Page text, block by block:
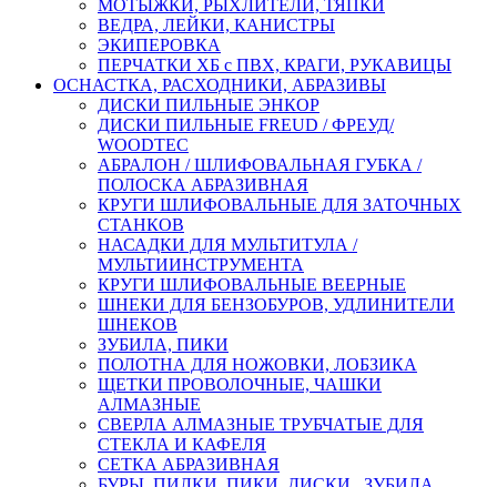
МОТЫЖКИ, РЫХЛИТЕЛИ, ТЯПКИ
ВЕДРА, ЛЕЙКИ, КАНИСТРЫ
ЭКИПЕРОВКА
ПЕРЧАТКИ ХБ с ПВХ, КРАГИ, РУКАВИЦЫ
ОСНАСТКА, РАСХОДНИКИ, АБРАЗИВЫ
ДИСКИ ПИЛЬНЫЕ ЭНКОР
ДИСКИ ПИЛЬНЫЕ FREUD / ФРЕУД/
WOODTEC
АБРАЛОН / ШЛИФОВАЛЬНАЯ ГУБКА /
ПОЛОСКА АБРАЗИВНАЯ
КРУГИ ШЛИФОВАЛЬНЫЕ ДЛЯ ЗАТОЧНЫХ
СТАНКОВ
НАСАДКИ ДЛЯ МУЛЬТИТУЛА /
МУЛЬТИИНСТРУМЕНТА
КРУГИ ШЛИФОВАЛЬНЫЕ ВЕЕРНЫЕ
ШНЕКИ ДЛЯ БЕНЗОБУРОВ, УДЛИНИТЕЛИ
ШНЕКОВ
ЗУБИЛА, ПИКИ
ПОЛОТНА ДЛЯ НОЖОВКИ, ЛОБЗИКА
ЩЕТКИ ПРОВОЛОЧНЫЕ, ЧАШКИ
АЛМАЗНЫЕ
СВЕРЛА АЛМАЗНЫЕ ТРУБЧАТЫЕ ДЛЯ
СТЕКЛА И КАФЕЛЯ
СЕТКА АБРАЗИВНАЯ